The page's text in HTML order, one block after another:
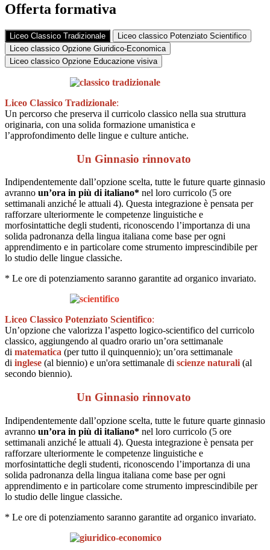
Offerta formativa
Liceo Classico Tradizionale
Liceo classico Potenziato Scientifico
Liceo classico Opzione Giuridico-Economica
Liceo classico Opzione Educazione visiva
Liceo Classico Tradizionale:
Un percorso che preserva il curricolo classico nella sua struttura
originaria, con una solida formazione umanistica e
l’approfondimento delle lingue e culture antiche.
Un Ginnasio rinnovato
Indipendentemente dall’opzione scelta, tutte le future quarte ginnasio
avranno un’ora in più di italiano* nel loro curricolo (5 ore
settimanali anziché le attuali 4). Questa integrazione è pensata per
rafforzare ulteriormente le competenze linguistiche e
morfosintattiche degli studenti, riconoscendo l’importanza di una
solida padronanza della lingua italiana come base per ogni
apprendimento e in particolare come strumento imprescindibile per
lo studio delle lingue classiche.
* Le ore di potenziamento saranno garantite ad organico invariato.
Liceo Classico Potenziato Scientifico:
Un’opzione che valorizza l’aspetto logico-scientifico del curricolo
classico, aggiungendo al quadro orario un’ora settimanale
di matematica (per tutto il quinquennio); un’ora settimanale
di inglese (al biennio) e un'ora settimanale di scienze naturali (al
secondo biennio).
Un Ginnasio rinnovato
Indipendentemente dall’opzione scelta, tutte le future quarte ginnasio
avranno un’ora in più di italiano* nel loro curricolo (5 ore
settimanali anziché le attuali 4). Questa integrazione è pensata per
rafforzare ulteriormente le competenze linguistiche e
morfosintattiche degli studenti, riconoscendo l’importanza di una
solida padronanza della lingua italiana come base per ogni
apprendimento e in particolare come strumento imprescindibile per
lo studio delle lingue classiche.
* Le ore di potenziamento saranno garantite ad organico invariato.